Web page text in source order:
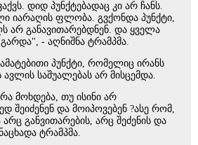
დიდ პუნქტებადაც კი არ ჩანს.
იარაღის ფლობა. გვქონდა პუნქტი,
არ განავითარებდნენ. და ყველა
- აღნიშნა ტრამპმა.
პუნქტი, რომელიც ირანს
ავლის საშუალებას არ მისცემდა.
მოხდება, თუ ისინი არ
შეიძენენ და მოიპოვებენ ?ასე რომ,
განვითარების, არც შეძენის და
ტრამპმა.